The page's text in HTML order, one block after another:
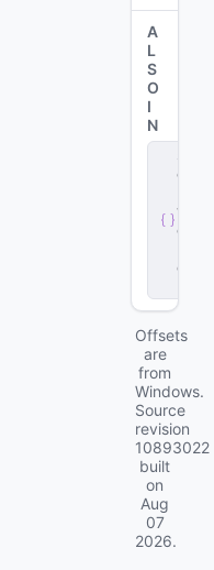
A
L
S
O
I
N
e
v
e
d
Offsets
are
from
Windows.
Source
revision
10893022
built
on
Aug
07
2026.